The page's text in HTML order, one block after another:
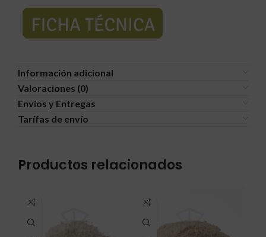
Información adicional
Valoraciones (0)
Envíos y Entregas
Tarífas de envío
Productos relacionados